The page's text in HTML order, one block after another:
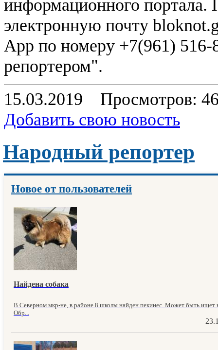
информационного портала.
электронную почту
App по номеру +7(961)
репортером".
15.03.2019
Просмотров:
Добавить свою новость
Народный репортер
Новое от пользователей
Найдена собака
В Северном мкр-не, в районе 8 школы найден пекинес. Может быть ищет
Обр...